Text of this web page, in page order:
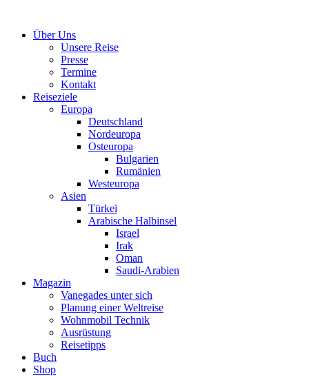
Über Uns
Unsere Reise
Presse
Termine
Kontakt
Reiseziele
Europa
Deutschland
Nordeuropa
Osteuropa
Bulgarien
Rumänien
Westeuropa
Asien
Türkei
Arabische Halbinsel
Israel
Irak
Oman
Saudi-Arabien
Magazin
Vanegades unter sich
Planung einer Weltreise
Wohnmobil Technik
Ausrüstung
Reisetipps
Buch
Shop